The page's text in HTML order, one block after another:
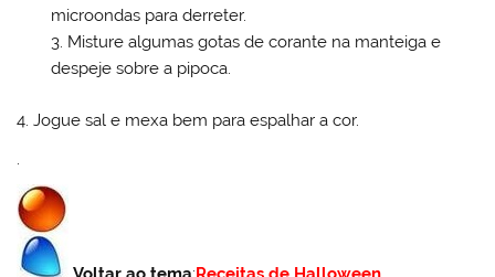
microondas para derreter.
Misture algumas gotas de corante na manteiga e
despeje sobre a pipoca.
4. Jogue sal e mexa bem para espalhar a cor.
.